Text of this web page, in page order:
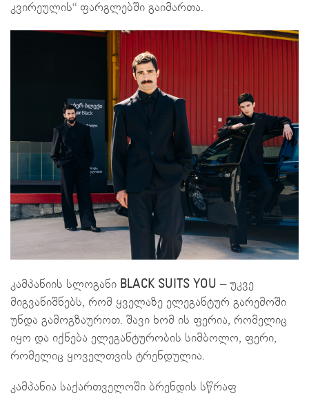
კვირეულის“ ფარგლებში გაიმართა.
კამპანიის სლოგანი BLACK SUITS YOU – უკვე
მიგვანიშნებს, რომ ყველაზე ელეგანტურ გარემოში
უნდა გამოგზაუროთ. შავი ხომ ის ფერია, რომელიც
იყო და იქნება ელეგანტურობის სიმბოლო, ფერი,
რომელიც ყოველთვის ტრენდულია.
კამპანია საქართველოში ბრენდის სწრაფ